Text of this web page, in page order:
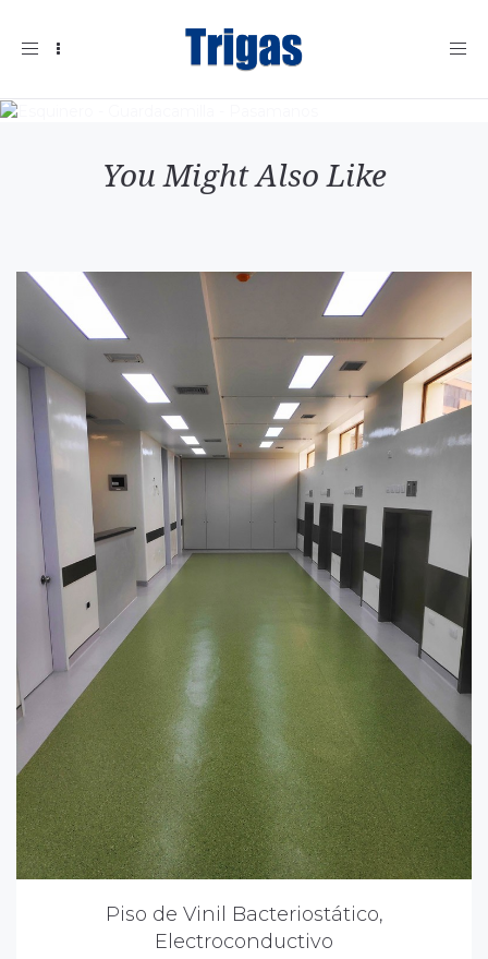
Toggle
You Might Also Like
Piso de Vinil Bacteriostático,
Electroconductivo